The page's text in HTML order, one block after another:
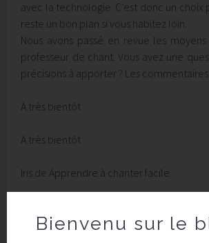
avec la technologie. C’est donc un choix
reste un bon plan si vous habitez loin.
Nous avons passé en revue les
professeur de chant. Vous avez une
précisions à apporter ? Les commentaires
À très bientôt
A très bientôt
Iris de Apprendre à chanter facile
Bienvenu sur le